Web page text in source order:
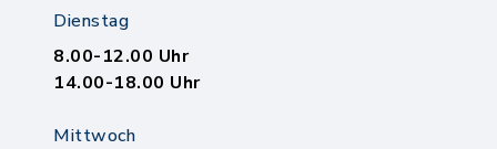
Dienstag
8.00-12.00 Uhr
14.00-18.00 Uhr
Mittwoch